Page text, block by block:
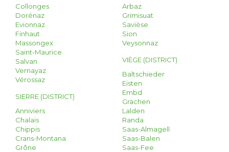
Collonges
Dorénaz
Evionnaz
Finhaut
Massongex
Saint-Maurice
Salvan
Vernayaz
Vérossaz
SIERRE (DISTRICT)
Anniviers
Chalais
Chippis
Crans-Montana
Grône
Arbaz
Grimisuat
Savièse
Sion
Veysonnaz
VIÈGE (DISTRICT)
Baltschieder
Eisten
Embd
Grächen
Lalden
Randa
Saas-Almagell
Saas-Balen
Saas-Fee